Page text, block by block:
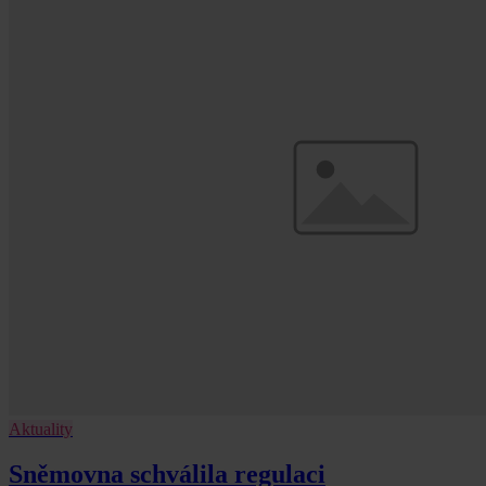
Aktuality
Sněmovna schválila regulaci